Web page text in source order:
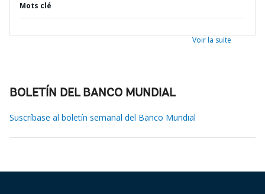
Mots clé
Voir la suite
BOLETÍN DEL BANCO MUNDIAL
Suscríbase al boletín semanal del Banco Mundial